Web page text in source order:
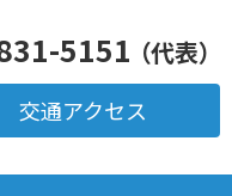
5151 （代表）
交通アクセス